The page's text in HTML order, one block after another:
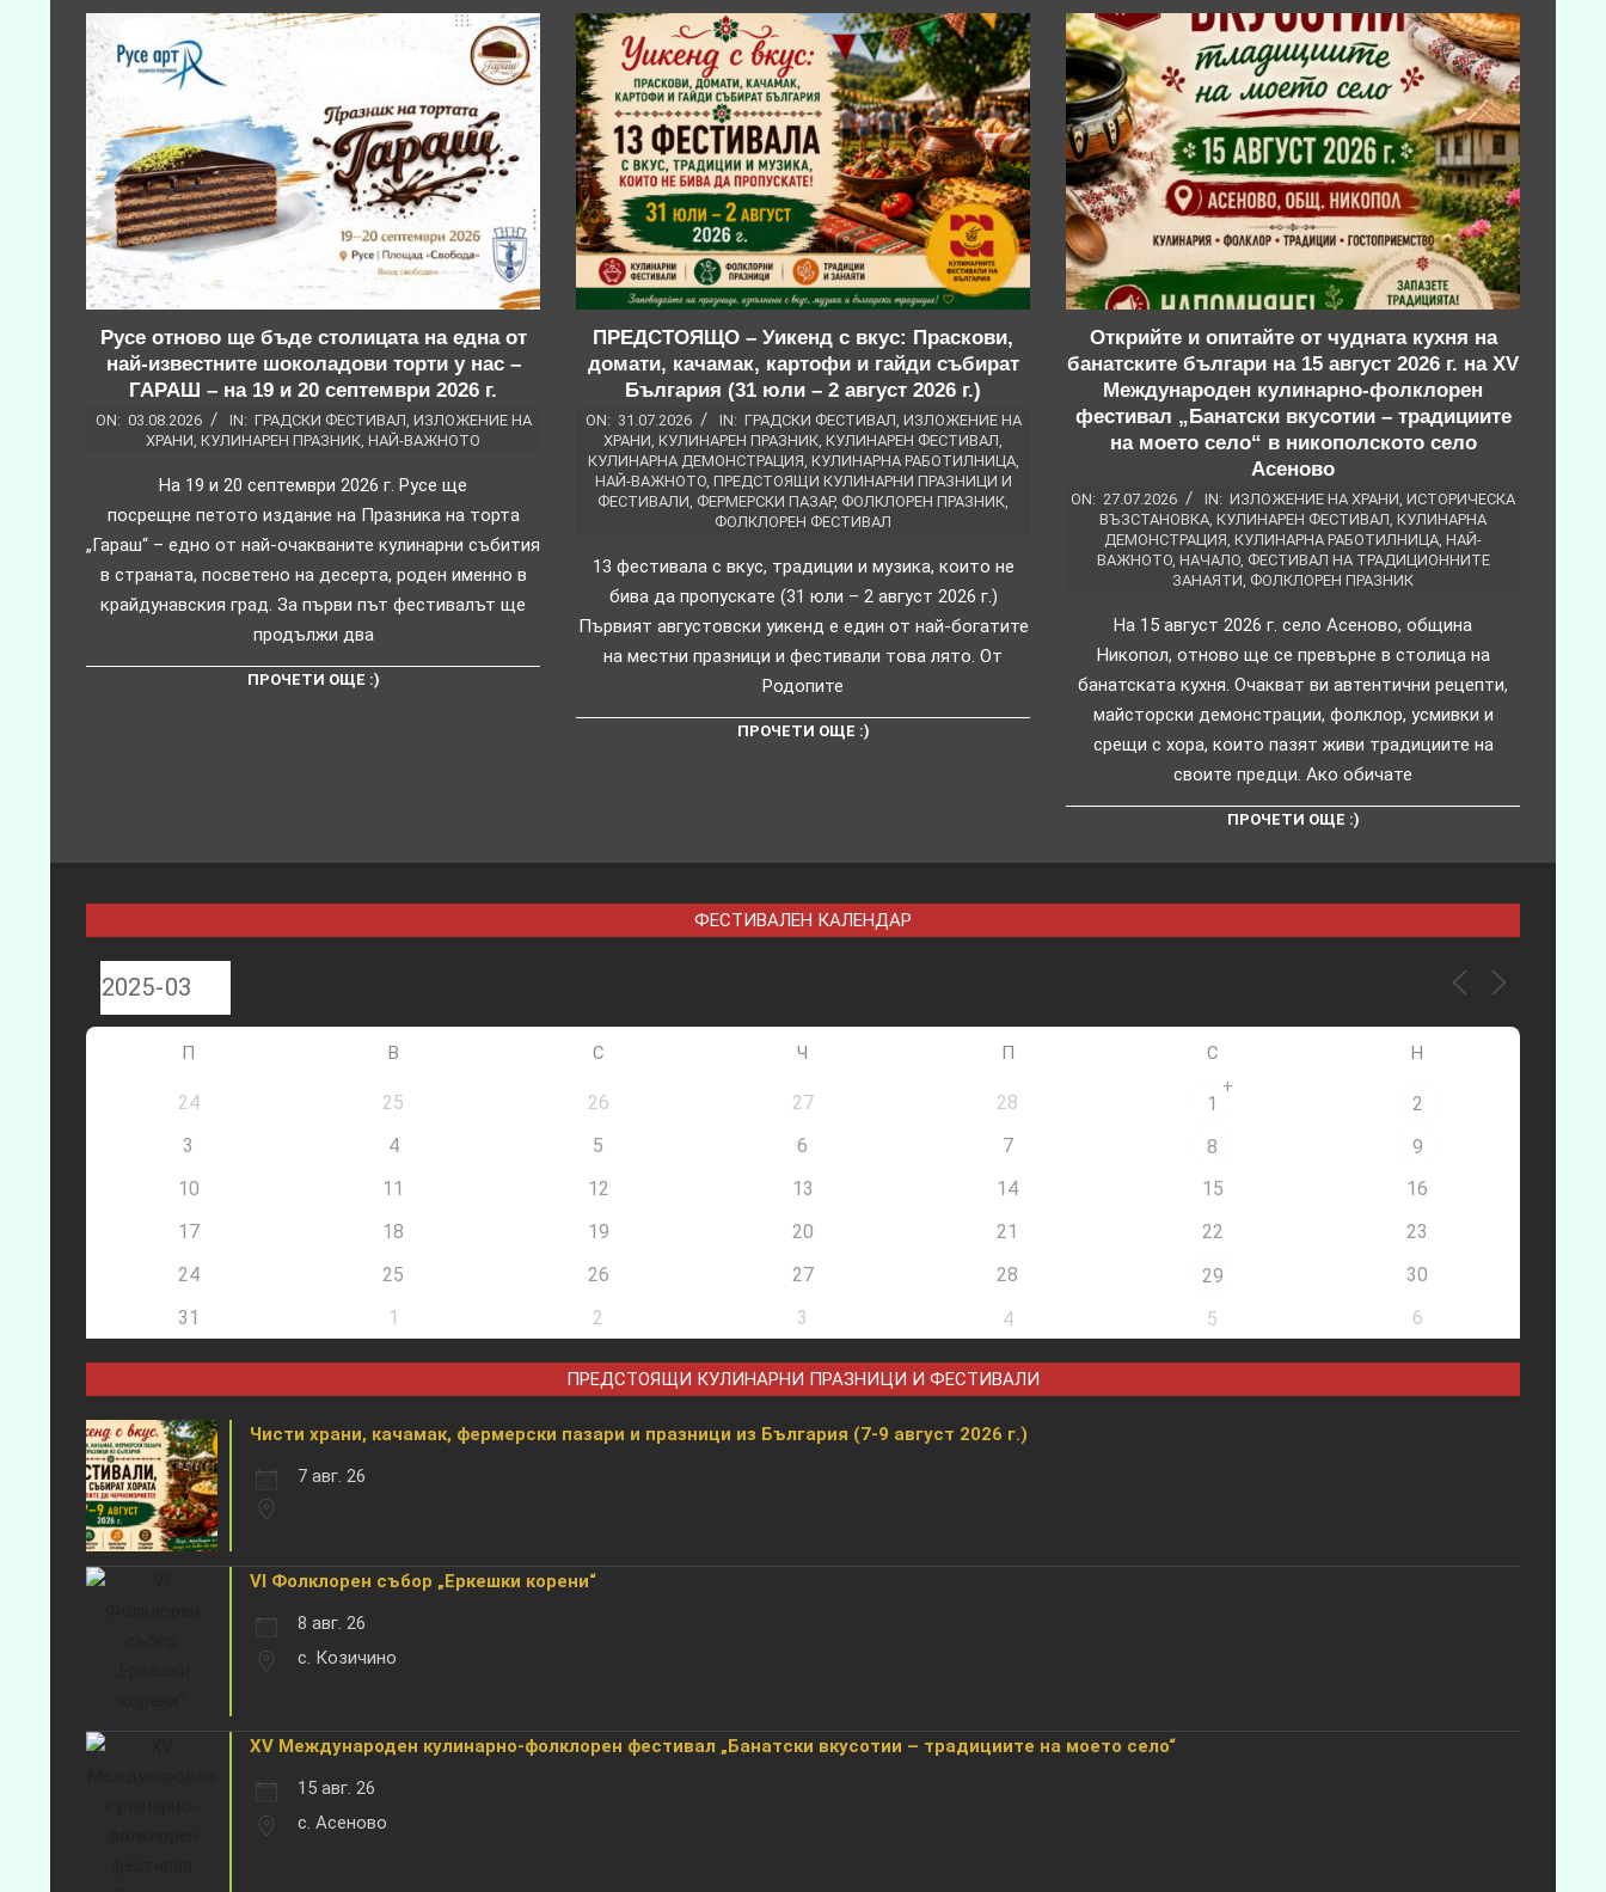
Русе отново ще бъде столицата на една от
най-известните шоколадови торти у нас –
ГАРАШ – на 19 и 20 септември 2026 г.
ON: 03.08.2026 IN: ГРАДСКИ ФЕСТИВАЛ ИЗЛОЖЕНИЕ НА
ХРАНИ КУЛИНАРЕН ПРАЗНИК НАЙ-ВАЖНОТО
На 19 и 20 септември 2026 г. Русе ще
посрещне петото издание на Празника на торта
„Гараш“ – едно от най-очакваните кулинарни събития
в страната, посветено на десерта, роден именно в
крайдунавския град. За първи път фестивалът ще
продължи два
ПРОЧЕТИ ОЩЕ :)
ПРЕДСТОЯЩО – Уикенд с вкус: Праскови,
домати, качамак, картофи и гайди събират
България (31 юли – 2 август 2026 г.)
ON: 31.07.2026 IN: ГРАДСКИ ФЕСТИВАЛ ИЗЛОЖЕНИЕ НА
ХРАНИ КУЛИНАРЕН ПРАЗНИК КУЛИНАРЕН ФЕСТИВАЛ
КУЛИНАРНА ДЕМОНСТРАЦИЯ КУЛИНАРНА РАБОТИЛНИЦА,
НАЙ-ВАЖНОТО, ПРЕДСТОЯЩИ КУЛИНАРНИ ПРАЗНИЦИ И
ФЕСТИВАЛИ ФЕРМЕРСКИ ПАЗАР, ФОЛКЛОРЕН ПРАЗНИК
ФОЛКЛОРЕН ФЕСТИВАЛ
13 фестивала с вкус, традиции и музика, които не
бива да пропускате (31 юли – 2 август 2026 г.)
Първият августовски уикенд е един от най-богатите
на местни празници и фестивали това лято. От
Родопите
ПРОЧЕТИ ОЩЕ :)
Открийте и опитайте от чудната кухня на
банатските българи на 15 август 2026 г. на XV
Международен кулинарно-фолклорен
фестивал „Банатски вкусотии – традициите
на моето село“ в никополското село
Асеново
ON: 27.07.2026 IN: ИЗЛОЖЕНИЕ НА ХРАНИ ИСТОРИЧЕСКА
ВЪЗСТАНОВКА КУЛИНАРЕН ФЕСТИВАЛ КУЛИНАРНА
ДЕМОНСТРАЦИЯ КУЛИНАРНА РАБОТИЛНИЦА НАЙ-
ВАЖНОТО, НАЧАЛО, ФЕСТИВАЛ НА ТРАДИЦИОННИТЕ
ЗАНАЯТИ ФОЛКЛОРЕН ПРАЗНИК
На 15 август 2026 г. село Асеново, община
Никопол, отново ще се превърне в столица на
банатската кухня. Очакват ви автентични рецепти,
майсторски демонстрации, фолклор, усмивки и
срещи с хора, които пазят живи традициите на
своите предци. Ако обичате
ПРОЧЕТИ ОЩЕ :)
ФЕСТИВАЛЕН КАЛЕНДАР
П В С Ч П С Н
24 25 26 27 28 1
+
2
3
4 5 6 7 8
9
10
11 12 13 14 15
16
17
18 19 20 21 22
23
24
25 26 27 28 29
30
31
1 2 3 4 5 6
ПРЕДСТОЯЩИ КУЛИНАРНИ ПРАЗНИЦИ И ФЕСТИВАЛИ
Чисти храни, качамак, фермерски пазари и празници из България (7-9 август 2026 г.)
7 авг. 26
VI Фолклорен събор „Еркешки корени“
8 авг. 26
с. Козичино
XV Международен кулинарно-фолклорен фестивал „Банатски вкусотии – традициите на моето село“
15 авг. 26
с. Асеново